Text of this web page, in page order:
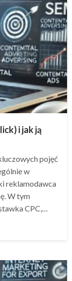
i jak ją
pojęć
w
reklamodawca
W tym
CPC,…